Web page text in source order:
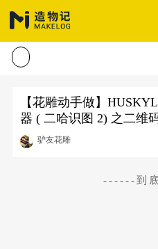
【花雕动手做】
器 ( 二哈识图 2) 之二维
驴友花雕
------到